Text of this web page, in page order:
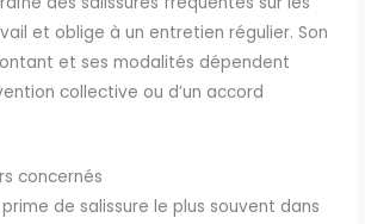
et oblige à un entretien régulier. Son
et ses modalités dépendent
collective ou d’un accord
concernés
de salissure le plus souvent dans